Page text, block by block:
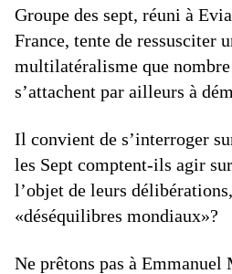
Groupe des sept, réuni à
France, tente de ressusciter
multilatéralisme que nombre
s’attachent par ailleurs à
Il convient de s’interroger
les Sept comptent-ils agir
l’objet de leurs
«déséquilibres mondiaux»?
Ne prêtons pas à Emmanuel